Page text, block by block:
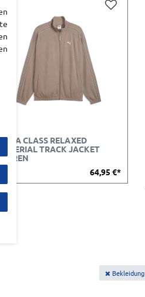
CLASS RELAXED
MATERIAL TRACK JACKET
64,95 €*
Bekleidung